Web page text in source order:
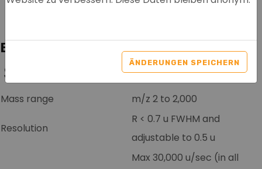
ÄNDERUNGEN SPEICHERN
Artikelnr: 4005
Beschreibung
Shimadzu LCMS-8050
Mass range m/z 2 to 2,000
Resolution
R < 0.7 u FWHM and
adjustable to 0.5 u
Max 30,000 u/sec (in all